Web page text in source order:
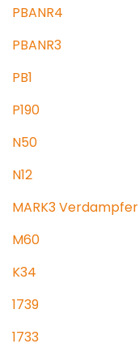
PBANR4
PBANR3
PB1
P190
N50
N12
MARK3 Verdampfer
M60
K34
1739
1733